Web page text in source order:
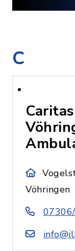
C
Vöhringen